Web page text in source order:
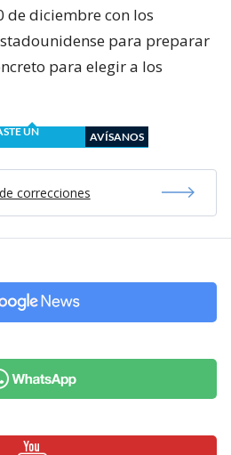
de diciembre con los
para preparar
para elegir a los
UN
AVÍSANOS
correcciones